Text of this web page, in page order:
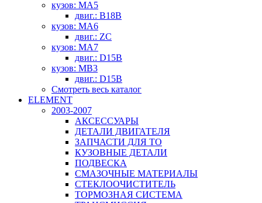
кузов: MA5
двиг.: B18B
кузов: MA6
двиг.: ZC
кузов: MA7
двиг.: D15B
кузов: MB3
двиг.: D15B
Смотреть весь каталог
ELEMENT
2003-2007
АКСЕССУАРЫ
ДЕТАЛИ ДВИГАТЕЛЯ
ЗАПЧАСТИ ДЛЯ ТО
КУЗОВНЫЕ ДЕТАЛИ
ПОДВЕСКА
СМАЗОЧНЫЕ МАТЕРИАЛЫ
СТЕКЛООЧИСТИТЕЛЬ
ТОРМОЗНАЯ СИСТЕМА